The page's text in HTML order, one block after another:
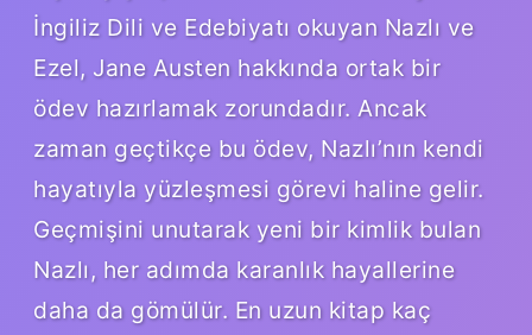
İngiliz Dili ve Edebiyatı okuyan Nazlı ve
Ezel, Jane Austen hakkında ortak bir
ödev hazırlamak zorundadır. Ancak
zaman geçtikçe bu ödev, Nazlı’nın kendi
hayatıyla yüzleşmesi görevi haline gelir.
Geçmişini unutarak yeni bir kimlik bulan
Nazlı, her adımda karanlık hayallerine
daha da gömülür. En uzun kitap kaç